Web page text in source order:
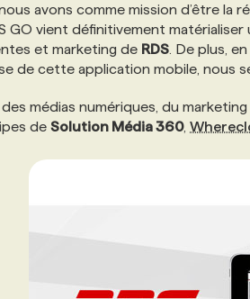
nous avons comme mission d’être
GO vient définitivement
et marketing de RDS . De plus,
de cette application mobile, nous
des médias numériques, du
de Solution Média 360,